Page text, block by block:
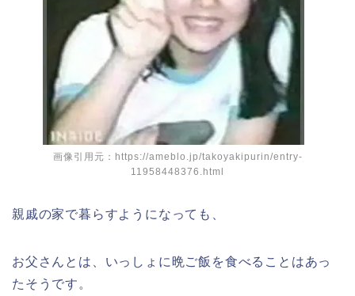
画像引用元：https://ameblo.jp/takoyakipurin/entry-
11958448376.html
親戚の家で暮らすようになっても、
お父さんとは、いっしょに晩ご飯を食べることはあっ
たそうです。